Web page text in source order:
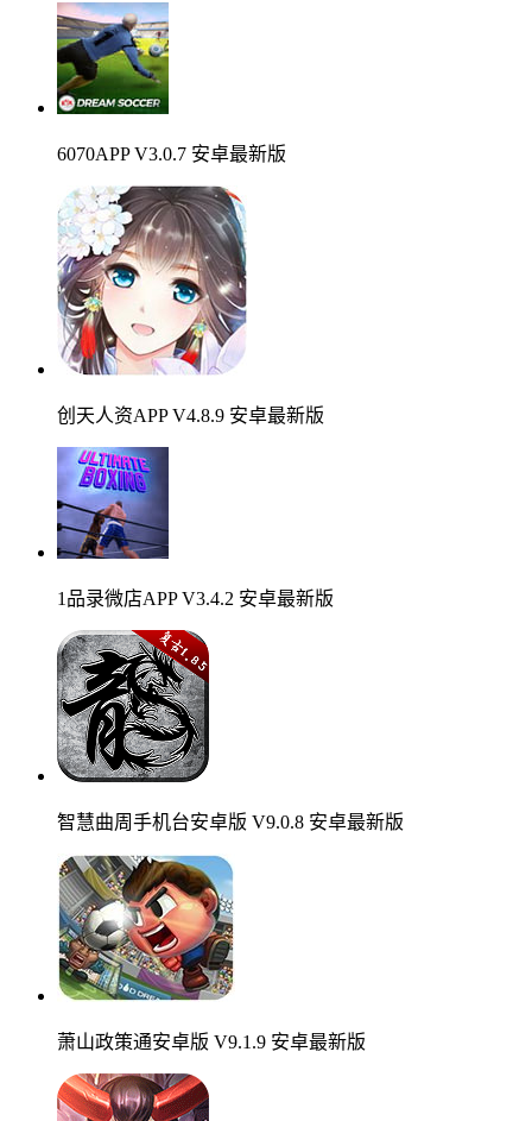
6070APP V3.0.7 安卓最新版
创天人资APP V4.8.9 安卓最新版
1品录微店APP V3.4.2 安卓最新版
智慧曲周手机台安卓版 V9.0.8 安卓最新版
萧山政策通安卓版 V9.1.9 安卓最新版